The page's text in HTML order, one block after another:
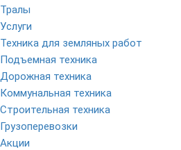
Тралы
Услуги
Техника для земляных работ
Подъемная техника
Дорожная техника
Коммунальная техника
Строительная техника
Грузоперевозки
Акции